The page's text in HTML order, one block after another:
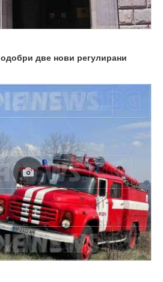
две нови регулирани